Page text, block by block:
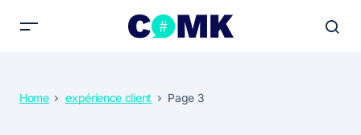
Home expérience client Page 3